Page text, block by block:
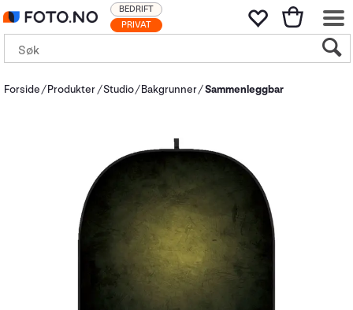
PRIVAT
BEDRIFT
Forside Produkter Studio Bakgrunner Sammenleggbar